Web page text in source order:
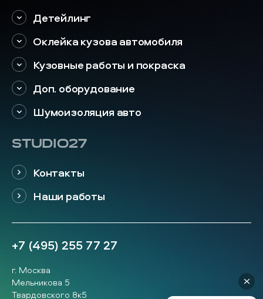
Детейлинг
Оклейка кузова автомобиля
Кузовные работы и покраска
Доп. оборудование
Шумоизоляция авто
STUDIO27
Контакты
Наши работы
+7 (495) 255 77 27
г. Москва
Мельникова 5
Твардовского 8к5